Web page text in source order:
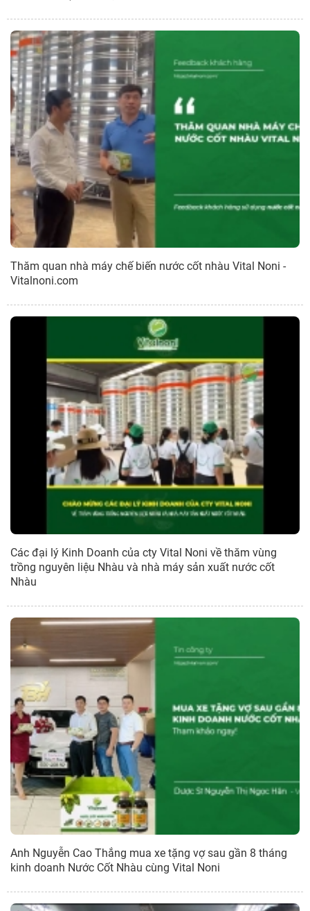
Thăm quan nhà máy chế biến nước cốt nhàu Vital Noni -
Vitalnoni.com
Các đại lý Kinh Doanh của cty Vital Noni về thăm vùng
trồng nguyên liệu Nhàu và nhà máy sản xuất nước cốt
Nhàu
Anh Nguyễn Cao Thắng mua xe tặng vợ sau gần 8 tháng
kinh doanh Nước Cốt Nhàu cùng Vital Noni